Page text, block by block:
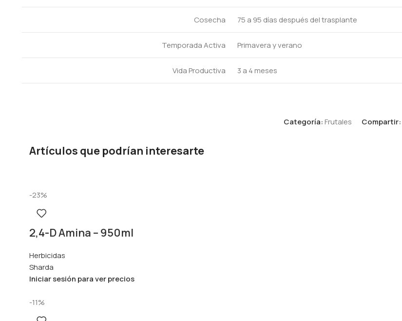
Cosecha 75 a 95 días después del trasplante
Temporada Activa Primavera y verano
Vida Productiva 3 a 4 meses
Categoría:Frutales Compartir:
Artículos que podrían interesarte
-23%
2,4-D Amina – 950ml
Herbicidas
Sharda
Iniciar sesión para ver precios
-11%